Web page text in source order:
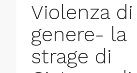
Violenza di
genere- la
strage di